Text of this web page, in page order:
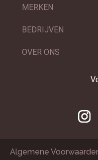
MERKEN
BEDRIJVEN
OVER ONS
Algemene